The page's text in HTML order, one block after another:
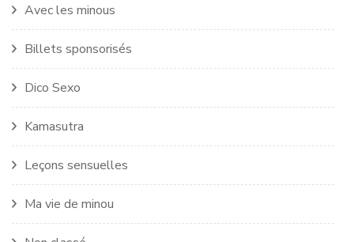
Avec les minous
Billets sponsorisés
Dico Sexo
Kamasutra
Leçons sensuelles
Ma vie de minou